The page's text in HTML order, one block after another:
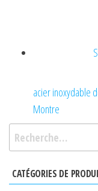
acier inoxydable
Montre
Rechercher :
CATÉGORIES DE